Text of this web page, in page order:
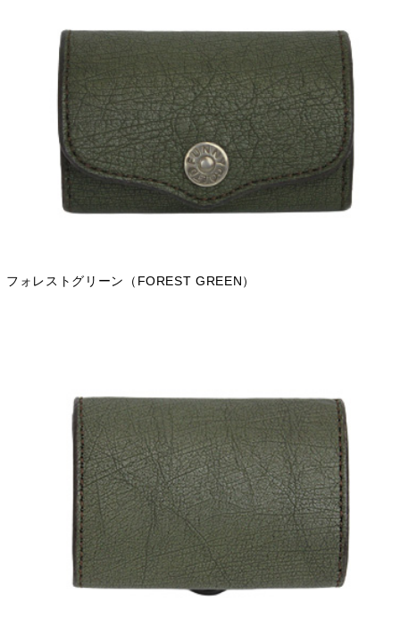
フォレストグリーン（FOREST GREEN）